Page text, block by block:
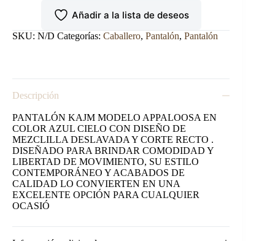
CIELO.
Añadir a la lista de deseos
SKU: N/D Categorías: Caballero, Pantalón, Pantalón
Descripción
PANTALÓN KAJM MODELO APPALOOSA EN
COLOR AZUL CIELO CON DISEÑO DE
MEZCLILLA DESLAVADA Y CORTE RECTO .
DISEÑADO PARA BRINDAR COMODIDAD Y
LIBERTAD DE MOVIMIENTO, SU ESTILO
CONTEMPORÁNEO Y ACABADOS DE
CALIDAD LO CONVIERTEN EN UNA
EXCELENTE OPCIÓN PARA CUALQUIER
OCASIÓ